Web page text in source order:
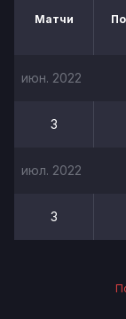
Матчи
июн. 2022
3
июл. 2022
3